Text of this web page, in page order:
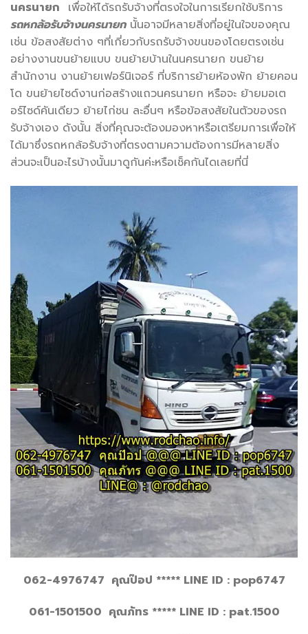
นครนายก เพื่อให้ได้รถรับจ้างที่ตรงใจในการเรียกใช้บริการ
รถหกล้อรับจ้างนครนายกนั้นอาจมีหลายสิ่งที่อยู่ในใจของคุณ
เช่น ข้อสงสัยต่าง ๆที่เกี่ยวกับรถรับจ้างขนของโดยตรงเช่น
อย่างงานขนย้ายแบบ ขนย้ายบ้านในนครนายก ขนย้าย
สำนักงาน งานย้ายเฟอร์นิเจอร์ ที่บริการย้ายห้องพัก ย้ายคอน
โด ขนย้ายไซด์งานก่อสร้างแถวนครนายก หรือจะ ย้ายมอเต
อร์ไซด์คันเดียว ย้ายไก่ชน ละอื่นๆ หรือข้อสงสัยในตัวของรถ
รับจ้างเอง ดังนั้น สิ่งที่คุณจะต้องมองหาหรือเตรียมการเพื่อให้
ได้มาซึ่งรถหกล้อรับจ้างที่ตรงตามความต้องการมีหลายสิ่ง
ส่วนจะเป็นอะไรบ้างนั้นมาดูกันค่ะหรือเช็คกันไดเลยที่นี่
062-4976747 คุณป๊อป ***** LINE ID : pop6747
061-1501500 คุณภัทร ***** LINE ID : pat.1500